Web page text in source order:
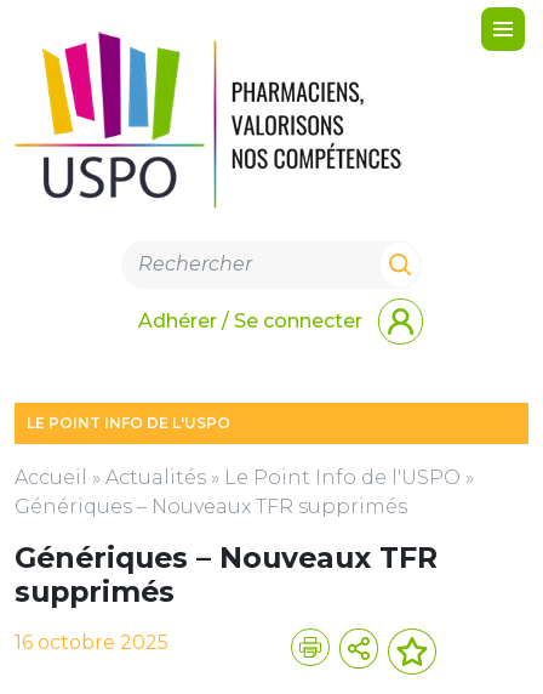
Adhérer / Se connecter
LE POINT INFO DE L'USPO
Accueil » Actualités » Le Point Info de l'USPO »
Génériques – Nouveaux TFR supprimés
Génériques – Nouveaux TFR
supprimés
16 octobre 2025